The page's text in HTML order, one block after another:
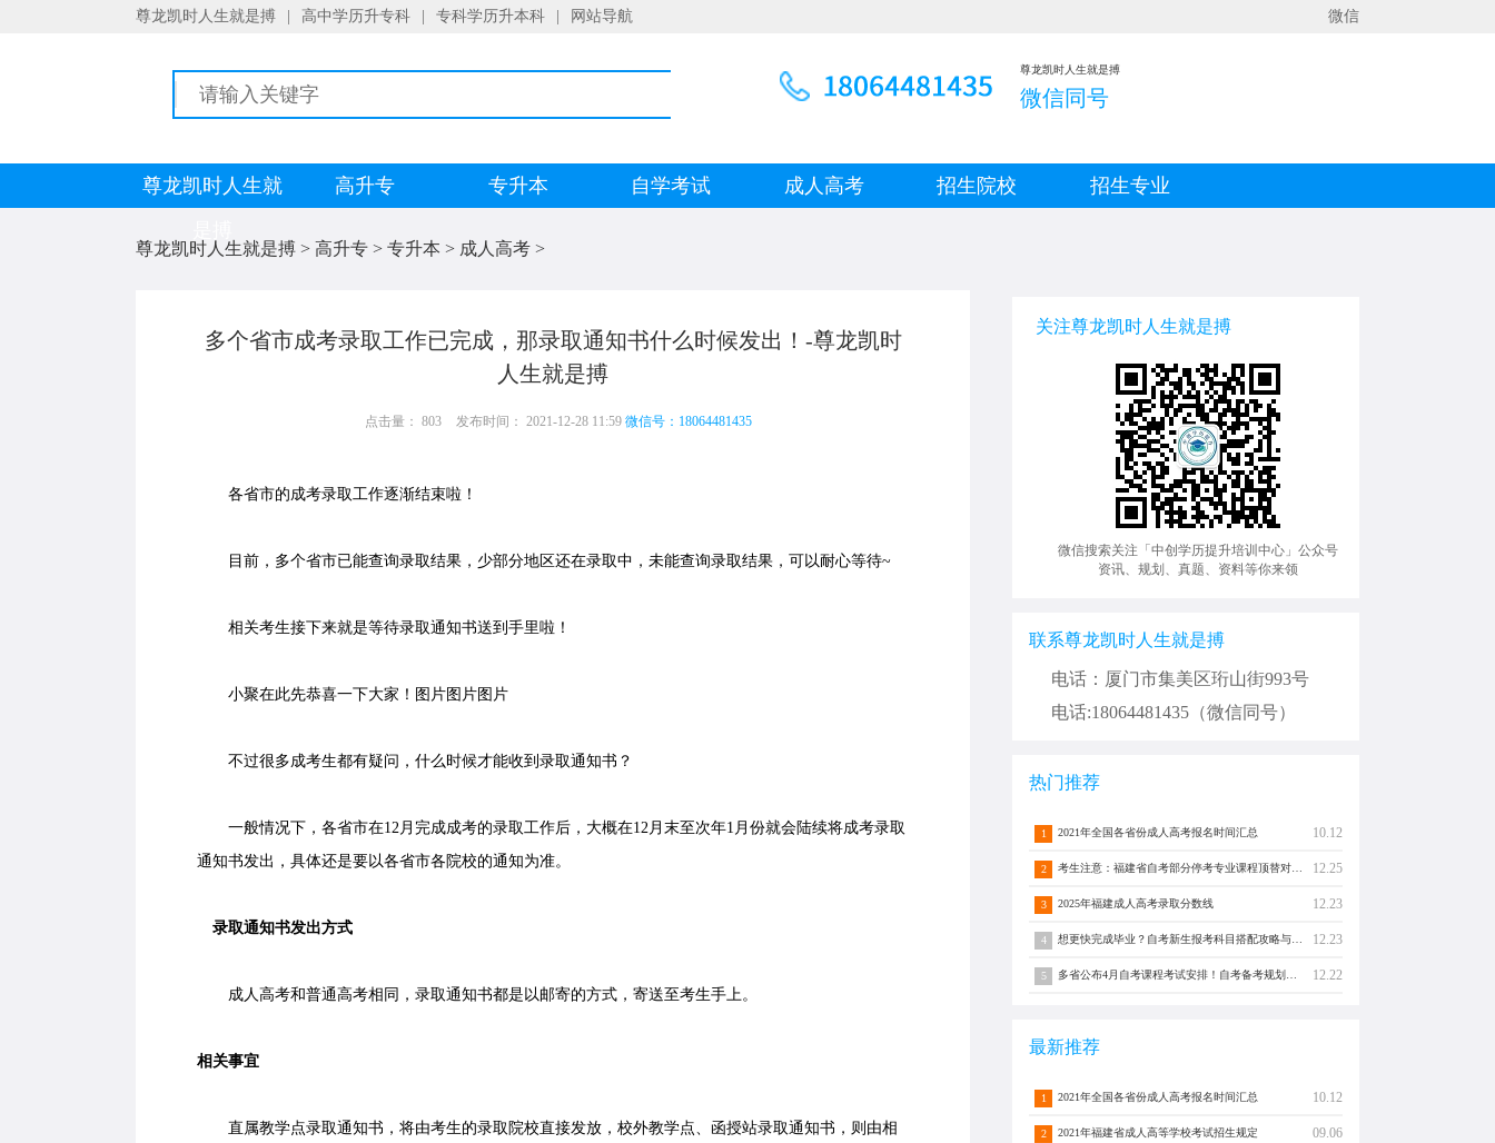
尊龙凯时人生就是搏 高中学历升专科 专科学历升本科 网站导航 微信
尊龙凯时人生就是搏
微信同号
尊龙凯时人生就
高升专 专升本 自学考试 成人高考 招生院校 招生专业
尊龙凯时人生就是搏 > 高升专 > 专升本 > 成人高考 >
多个省市成考录取工作已完成，那录取通知书什么时候发出！-尊龙凯时
人生就是搏
点击量： 803 发布时间： 2021-12-28 11:59 微信号：18064481435
各省市的成考录取工作逐渐结束啦！
目前，多个省市已能查询录取结果，少部分地区还在录取中，未能查询录取结果，可以耐心等待~
相关考生接下来就是等待录取通知书送到手里啦！
小聚在此先恭喜一下大家！图片图片图片
不过很多成考生都有疑问，什么时候才能收到录取通知书？
一般情况下，各省市在12月完成成考的录取工作后，大概在12月末至次年1月份就会陆续将成考录取
通知书发出，具体还是要以各省市各院校的通知为准。
录取通知书发出方式
成人高考和普通高考相同，录取通知书都是以邮寄的方式，寄送至考生手上。
相关事宜
直属教学点录取通知书，将由考生的录取院校直接发放，校外教学点、函授站录取通知书，则由相
关注尊龙凯时人生就是搏
微信搜索关注「中创学历提升培训中心」公众号
资讯、规划、真题、资料等你来领
联系尊龙凯时人生就是搏
电话：厦门市集美区珩山街993号
电话:18064481435（微信同号）
热门推荐
1 2021年全国各省份成人高考报名时间汇总 10.12
2 12.25
3 2025年福建成人高考录取分数线 12.23
4 12.23
5 12.22
最新推荐
1 2021年全国各省份成人高考报名时间汇总 10.12
2 2021年福建省成人高等学校考试招生规定 09.06